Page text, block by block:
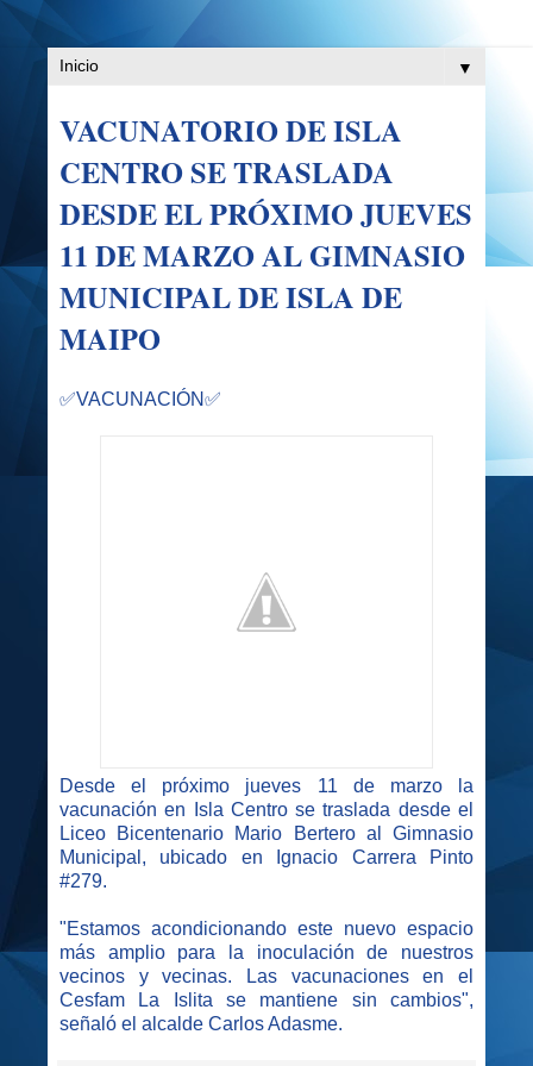
▼
VACUNATORIO DE ISLA
CENTRO SE TRASLADA
DESDE EL PRÓXIMO JUEVES
11 DE MARZO AL GIMNASIO
MUNICIPAL DE ISLA DE
MAIPO
✅VACUNACIÓN✅
Desde el próximo jueves 11 de marzo la
vacunación en Isla Centro se traslada desde el
Liceo Bicentenario Mario Bertero al Gimnasio
Municipal, ubicado en Ignacio Carrera Pinto
#279.
"Estamos acondicionando este nuevo espacio
más amplio para la inoculación de nuestros
vecinos y vecinas. Las vacunaciones en el
Cesfam La Islita se mantiene sin cambios",
señaló el alcalde Carlos Adasme.